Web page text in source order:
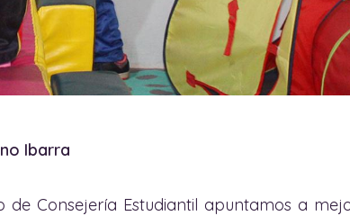
Ibarra
de Consejería Estudiantil apuntamos a